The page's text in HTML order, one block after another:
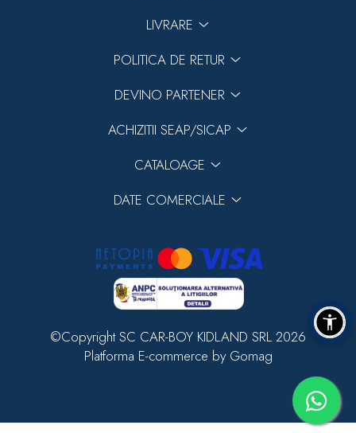
LIVRARE
POLITICA DE RETUR
DEVINO PARTENER
ACHIZITII SEAP/SICAP
CATALOAGE
DATE COMERCIALE
©Copyright SC CAR-BOY KIDLAND SRL 2026
Platforma E-commerce by Gomag